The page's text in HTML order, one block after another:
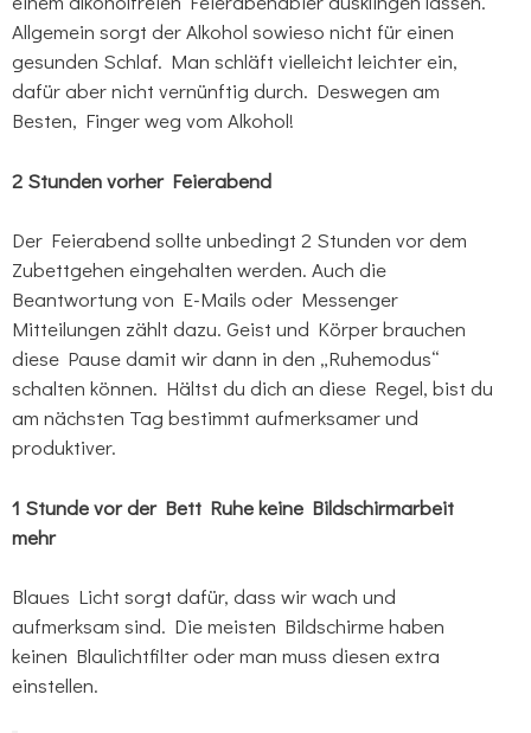
Allgemein sorgt der Alkohol sowieso nicht für einen
gesunden Schlaf. Man schläft vielleicht leichter ein,
dafür aber nicht vernünftig durch. Deswegen am
Besten, Finger weg vom Alkohol!
2 Stunden vorher Feierabend
Der Feierabend sollte unbedingt 2 Stunden vor dem
Zubettgehen eingehalten werden. Auch die
Beantwortung von E-Mails oder Messenger
Mitteilungen zählt dazu. Geist und Körper brauchen
diese Pause damit wir dann in den „Ruhemodus“
schalten können. Hältst du dich an diese Regel, bist du
am nächsten Tag bestimmt aufmerksamer und
produktiver.
1 Stunde vor der Bett Ruhe keine Bildschirmarbeit
mehr
Blaues Licht sorgt dafür, dass wir wach und
aufmerksam sind. Die meisten Bildschirme haben
keinen Blaulichtfilter oder man muss diesen extra
einstellen.